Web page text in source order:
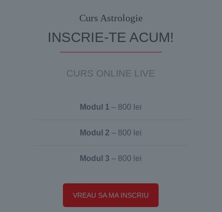
Curs Astrologie
INSCRIE-TE ACUM!
CURS ONLINE LIVE
Modul 1 – 800 lei
Modul 2 – 800 lei
Modul 3 – 800 lei
VREAU SA MA INSCRIU